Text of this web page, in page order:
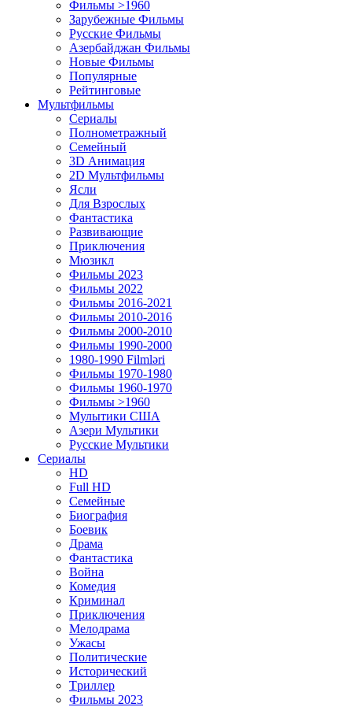
Фильмы >1960
Зарубежные Фильмы
Русские Фильмы
Азербайджан Фильмы
Новые Фильмы
Популярные
Рейтинговые
Мультфильмы
Сериалы
Полнометражный
Семейный
3D Анимация
2D Мультфильмы
Ясли
Для Взрослых
Фантастика
Развивающие
Приключения
Мюзикл
Фильмы 2023
Фильмы 2022
Фильмы 2016-2021
Фильмы 2010-2016
Фильмы 2000-2010
Фильмы 1990-2000
1980-1990 Filmləri
Фильмы 1970-1980
Фильмы 1960-1970
Фильмы >1960
Мулытики США
Азери Мультики
Русские Мультики
Сериалы
HD
Full HD
Семейные
Биография
Боевик
Драма
Фантастика
Война
Комедия
Криминал
Приключения
Мелодрама
Ужасы
Политические
Исторический
Tриллер
Фильмы 2023